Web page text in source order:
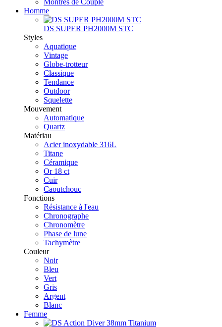
Montres de Couple
Homme
DS SUPER PH2000M STC
Styles
Aquatique
Vintage
Globe-trotteur
Classique
Tendance
Outdoor
Squelette
Mouvement
Automatique
Quartz
Matériau
Acier inoxydable 316L
Titane
Céramique
Or 18 ct
Cuir
Caoutchouc
Fonctions
Résistance à l'eau
Chronographe
Chronomètre
Phase de lune
Tachymètre
Couleur
Noir
Bleu
Vert
Gris
Argent
Blanc
Femme